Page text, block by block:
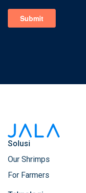
Solusi
Our Shrimps
For Farmers